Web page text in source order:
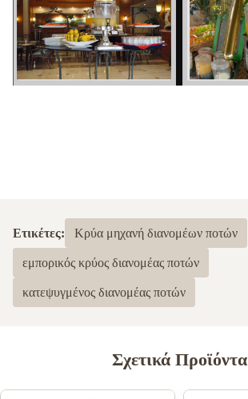
Ετικέτες: Κρύα μηχανή διανομέων ποτών
εμπορικός κρύος διανομέας ποτών
κατεψυγμένος διανομέας ποτών
Σχετικά Προϊόντα